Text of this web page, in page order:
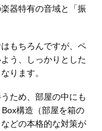
器特有の音域と「振
もちろんですが、ペ
う、しっかりとした
ります。
ため、部屋の中にも
構造（部屋を箱の
どの本格的な対策が